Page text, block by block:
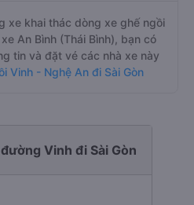
xe khai thác dòng xe ghế ngồi
An Bình (Thái Bình), bạn có
tin và đặt vé các nhà xe này
Vinh - Nghệ An đi Sài Gòn
Vinh đi Sài Gòn